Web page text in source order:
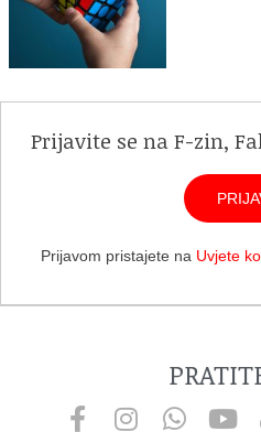
Prijavite se na F-zin,
Prijavom pristajete na Uvjete